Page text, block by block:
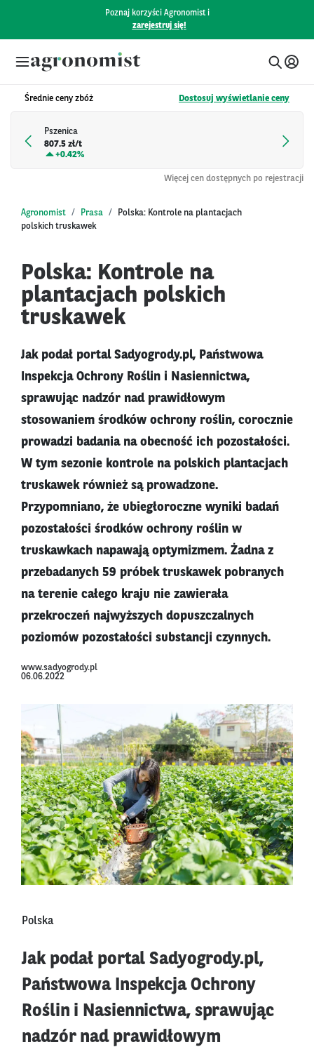
Poznaj korzyści Agronomist i
zarejestruj się!
Średnie ceny zbóż Dostosuj wyświetlanie ceny
Pszenica
807.5 zł/t
+0.42%
Więcej cen dostępnych po rejestracji
Agronomist Prasa
Polska: Kontrole na plantacjach
polskich truskawek
Polska: Kontrole na
plantacjach polskich
truskawek
Jak podał portal Sadyogrody.pl, Państwowa
Inspekcja Ochrony Roślin i Nasiennictwa,
sprawując nadzór nad prawidłowym
stosowaniem środków ochrony roślin, corocznie
prowadzi badania na obecność ich pozostałości.
W tym sezonie kontrole na polskich plantacjach
truskawek również są prowadzone.
Przypomniano, że ubiegłoroczne wyniki badań
pozostałości środków ochrony roślin w
truskawkach napawają optymizmem. Żadna z
przebadanych 59 próbek truskawek pobranych
na terenie całego kraju nie zawierała
przekroczeń najwyższych dopuszczalnych
poziomów pozostałości substancji czynnych.
www.sadyogrody.pl
06.06.2022
Polska
Jak podał portal Sadyogrody.pl,
Państwowa Inspekcja Ochrony
Roślin i Nasiennictwa, sprawując
nadzór nad prawidłowym